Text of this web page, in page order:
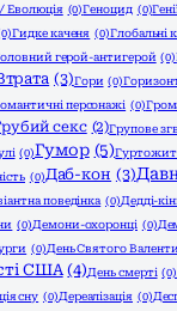
Еволюція (0)Геноцид (0)
Гидке каченя (0)Глобальні
герой-антигерой (0)
(3)Гори (0)
персонажі (0)
секс (2)Групове
(0)Гумор (5)
(0)Даб-кон (3)
поведінка (0)Дедді-
(0)Демони-охоронці (0)
(0)День Святого
США (4)День смерті (0)
сну (0)Дереалізація (0)